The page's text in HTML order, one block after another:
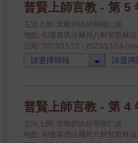
普賢上師言教 - 第 5
主法上師: 崇敬的詠給明就仁波
地點: 印度喜瑪洽爾邦八蚌智慧林
日期: 2023/11/12 - 2023/11/16
普賢上師言教 - 第 4
主法上師: 崇敬的詠給明就仁波
地點: 印度喜瑪洽爾邦八蚌智慧林